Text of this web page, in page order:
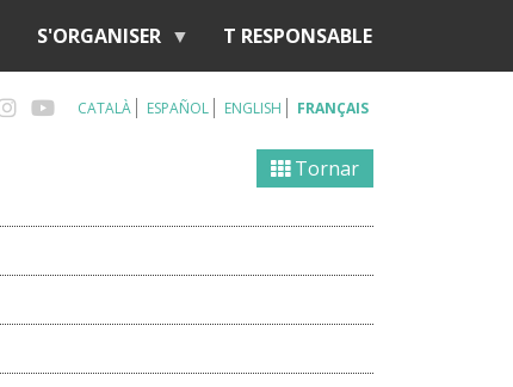
S'ORGANISER T RESPONSABLE
CATALÀ ESPAÑOL ENGLISH FRANÇAIS
Tornar